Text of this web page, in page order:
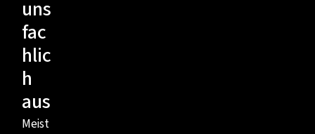
uns
fac
hlic
h
aus
Meist